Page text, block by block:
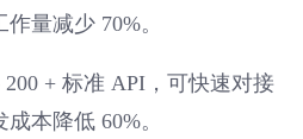
量减少 70%。
200 + 标准 API，可快速对接
本降低 60%。